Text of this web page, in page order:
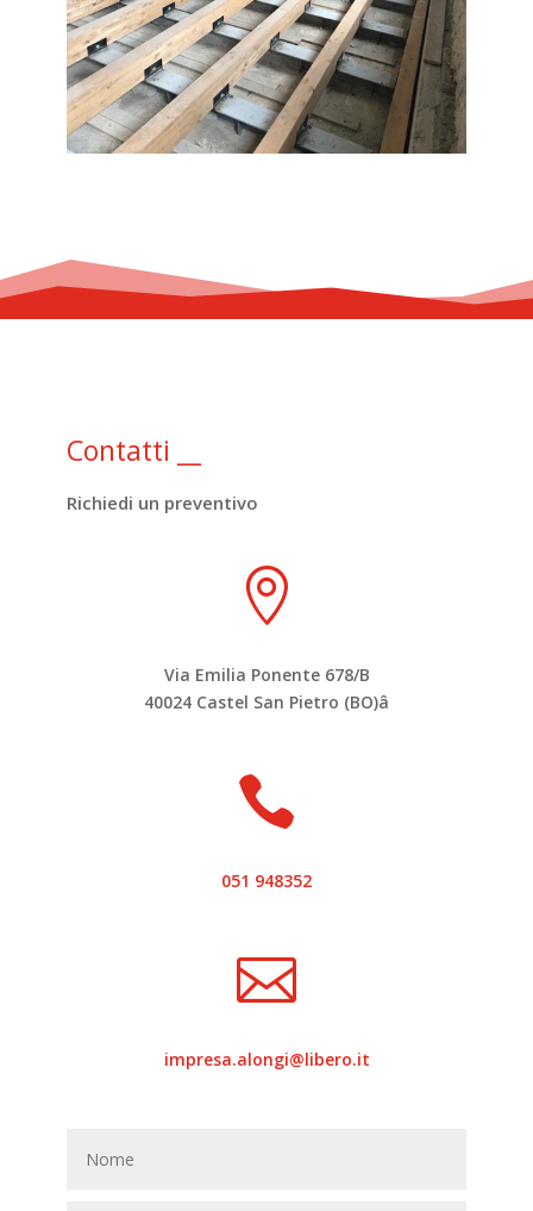
Contatti
Richiedi un preventivo

Via Emilia Ponente 678/B
40024 Castel San Pietro (BO)â

051 948352

impresa.alongi@libero.it